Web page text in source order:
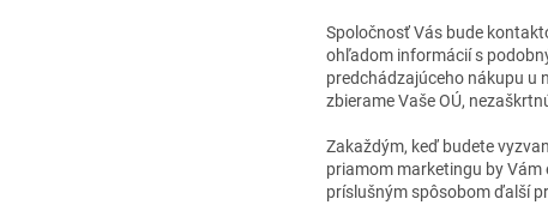
Spoločnosť Vás bude
ohľadom informácií s
predchádzajúceho nákupu u
zbierame Vaše OÚ,
Zakaždým, keď budete
priamom marketingu by
príslušným spôsobom ďalší